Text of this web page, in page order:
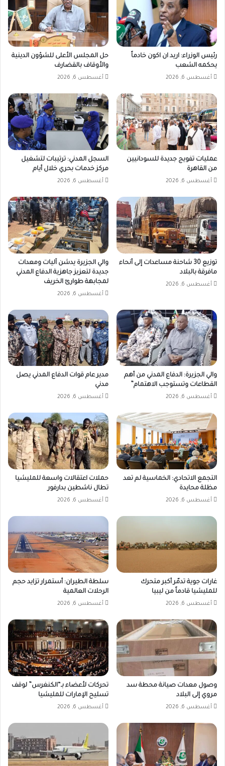
رئيس الوزراء: اريد ان اكون خادماً
يحكمه الشعب
أغسطس 6, 2026
حل المجلس الأعلى للشؤون الدينية
والأوقاف بالقضارف
أغسطس 6, 2026
عمليات تفويج جديدة للسودانيين
من القاهرة
أغسطس 6, 2026
السجل المدني: ترتيبات لتشغيل
مركز خدمات بحري خلال أيام
أغسطس 6, 2026
توزيع 30 شاحنة مساعدات إلى أنحاء
مافرقة بالبلاد
أغسطس 6, 2026
والي الجزيرة يدشن آليات ومعدات
جديدة لتعزيز جاهزية الدفاع المدني
لمجابهة طوارئ الخريف
أغسطس 6, 2026
والي الجزيرة: الدفاع المدني من أهم
القطاعات وتستوجب الاهتمام”
أغسطس 6, 2026
مدير عام قوات الدفاع المدني يصل
مدني
أغسطس 6, 2026
التجمع الاتحادي: الخماسية لم تعد
مظلة محايدة
أغسطس 6, 2026
حملات اعتقالات واسعة للمليشيا
تطال ناشطين بدارفور
أغسطس 6, 2026
غارات جوية تدمّر أكبر متحرك
للمليشيا قادماً من ليبيا
أغسطس 6, 2026
سلطة الطيران: أستمرار تزايد حجم
الرحلات العالمية
أغسطس 6, 2026
وصول معدات صيانة محطة سد
مروي إلى البلاد
أغسطس 6, 2026
تحركات لأعضاء بـ“الكنغرس” لوقف
تسليح الإمارات للمليشيا
أغسطس 6, 2026